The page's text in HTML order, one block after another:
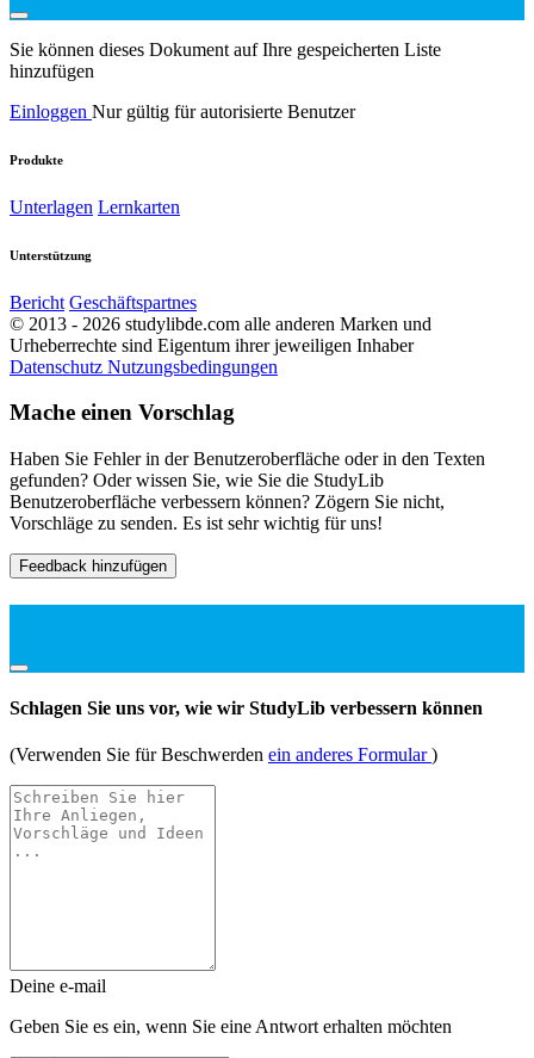
Sie können dieses Dokument auf Ihre gespeicherten Liste
hinzufügen
Einloggen Nur gültig für autorisierte Benutzer
Produkte
Unterlagen Lernkarten
Unterstützung
Bericht Geschäftspartnes
© 2013 - 2026 studylibde.com alle anderen Marken und
Urheberrechte sind Eigentum ihrer jeweiligen Inhaber
Datenschutz Nutzungsbedingungen
Mache einen Vorschlag
Haben Sie Fehler in der Benutzeroberfläche oder in den Texten
gefunden? Oder wissen Sie, wie Sie die StudyLib
Benutzeroberfläche verbessern können? Zögern Sie nicht,
Vorschläge zu senden. Es ist sehr wichtig für uns!
Feedback hinzufügen
Schlagen Sie uns vor, wie wir StudyLib verbessern können
(Verwenden Sie für Beschwerden ein anderes Formular)
Deine e-mail
Geben Sie es ein, wenn Sie eine Antwort erhalten möchten